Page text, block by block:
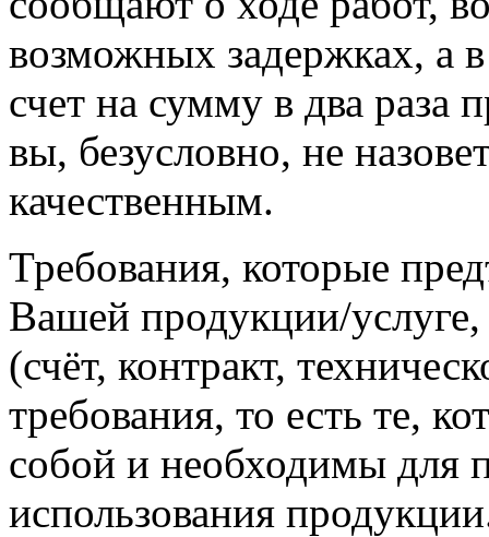
возможных задержках, а
счет на сумму в два
вы, безусловно, не
качественным.
Требования, которые
Вашей продукции/
(счёт, контракт,
требования, то есть те,
собой и необходимы для
использования